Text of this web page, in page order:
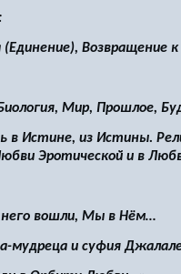
Возвращение
Мир, Прошлое,
в Истине, из Истины.
Эротической и в
вошли, Мы в Нём…
мудреца и суфия